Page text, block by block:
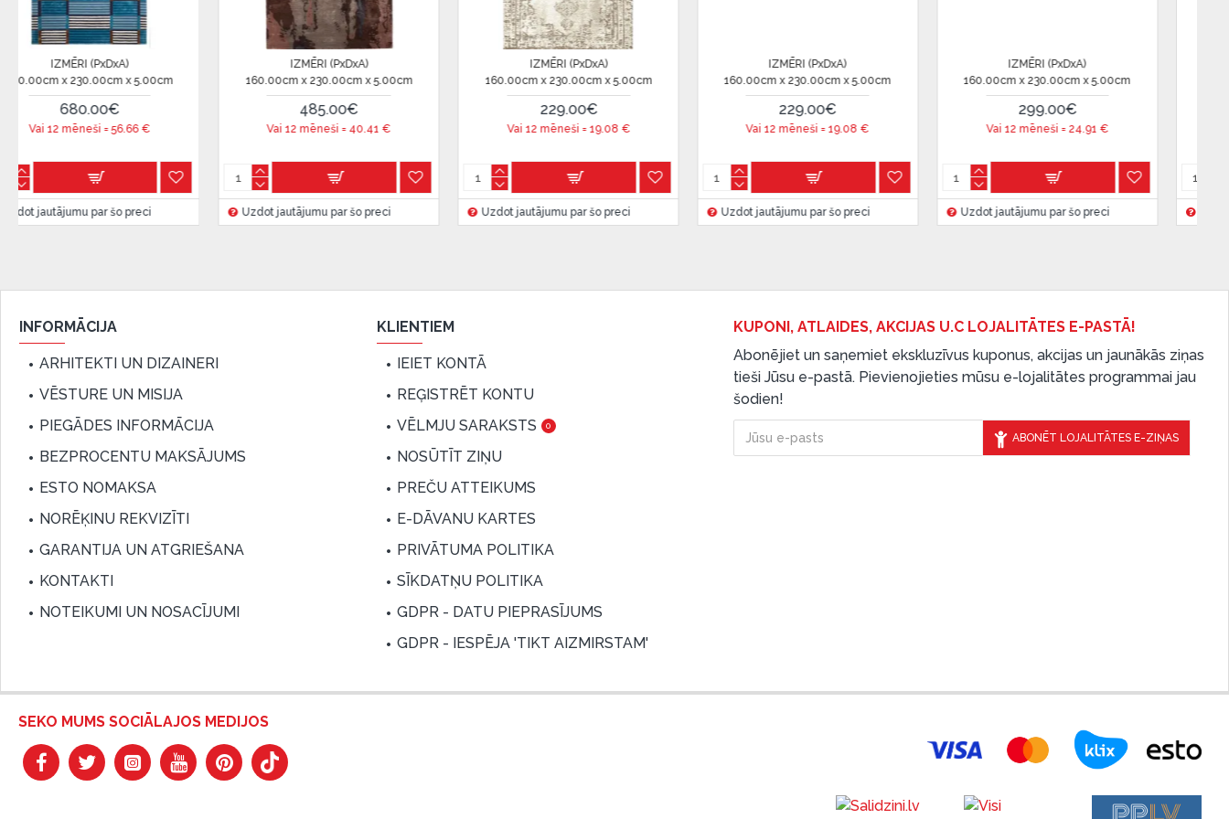
Citadele).
Līzinga līgumu drīkst parakstīt tikai tā persona, kura ir norādīta kredīta saņemšanas
līgumā.
Papildu informācija:
Pirms kredīta noformēšanas, lūdzam iepazīties ar preču piegādes noteikumiem
kā arīgarantijas un atgriesanas noteikumiem.
Finansiālā atbildība:
IZMĒRI (PxDxA)
x 230.00cm x 5.00cm
229.00€
12 mēneši =19.08€
jautājumu par šo preci
IZMĒRI (PxDxA)
160.00cm x 230.00cm x 5.00cm
229.00€
Vai 12 mēneši =19.08€
Uzdot jautājumu par šo preci
IZMĒRI (PxDxA)
160.00cm x 230.00cm x 5.00cm
299.00€
Vai 12 mēneši =24.91€
Uzdot jautājumu par šo preci
IZMĒRI (PxDxA)
160.00cm x 230.00cm x 5.00cm
299.00€
Vai 12 mēneši =24.91€
Uzdot jautājumu par šo preci
IZMĒRI (PxDxA)
160.00cm x 230.00cm x 5.00cm
165.00€
Vai 12 mēneši =13.75 €
Uzdot jautājumu par šo preci Uzdot
INFORMĀCIJA
ARHITEKTI UN DIZAINERI
VĒSTURE UN MISIJA
PIEGĀDES INFORMĀCIJA
BEZPROCENTU MAKSĀJUMS
ESTO NOMAKSA
NORĒĶINU REKVIZĪTI
GARANTIJA UN ATGRIEŠANA
KONTAKTI
NOTEIKUMI UN NOSACĪJUMI
KLIENTIEM
IEIET KONTĀ
REĢISTRĒT KONTU
VĒLMJU SARAKSTS
0
NOSŪTĪT ZIŅU
PREČU ATTEIKUMS
E-DĀVANU KARTES
PRIVĀTUMA POLITIKA
SĪKDATŅU POLITIKA
GDPR - DATU PIEPRASĪJUMS
GDPR - IESPĒJA 'TIKT AIZMIRSTAM'
KUPONI, ATLAIDES, AKCIJAS U.C LOJALITĀTES E-PASTĀ!
Abonējiet un saņemiet ekskluzīvus kuponus, akcijas un jaunākās ziņas
tieši Jūsu e-pastā. Pievienojieties mūsu e-lojalitātes programmai jau
šodien!
ABONĒT LOJALITĀTES E-ZIŅAS
SEKO MUMS SOCIĀLAJOS MEDIJOS